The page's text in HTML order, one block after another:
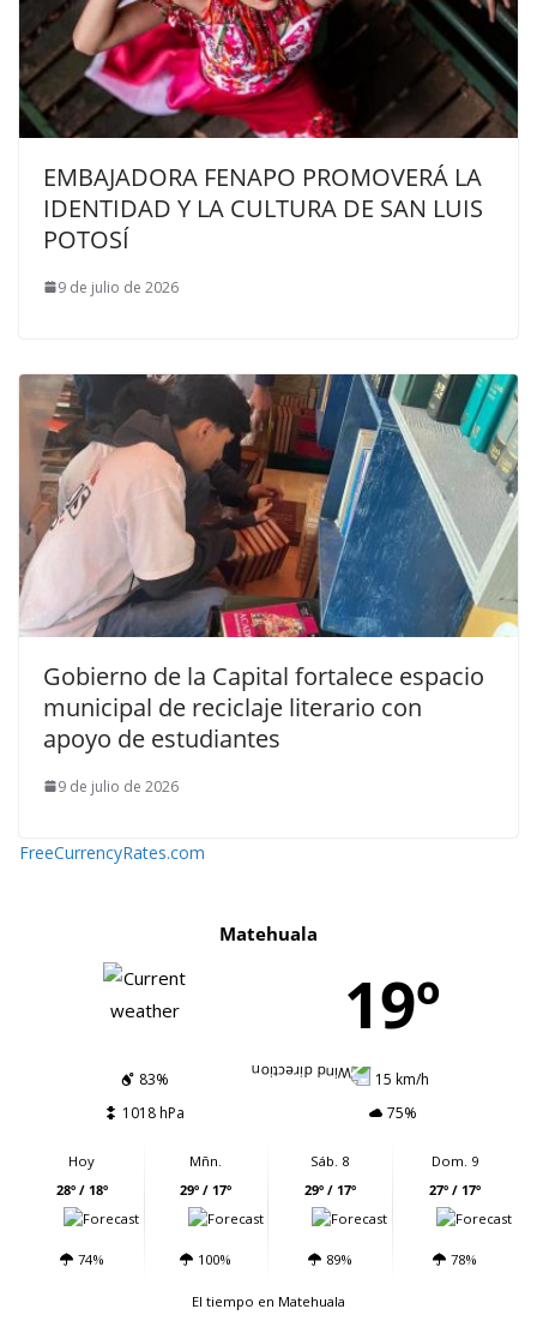
EMBAJADORA FENAPO PROMOVERÁ LA
IDENTIDAD Y LA CULTURA DE SAN LUIS
POTOSÍ
9 de julio de 2026
Gobierno de la Capital fortalece espacio
municipal de reciclaje literario con
apoyo de estudiantes
9 de julio de 2026
FreeCurrencyRates.com
Matehuala
19º
83%
15 km/h
1018 hPa
75%
Hoy
28º / 18º
74%
Mñn.
29º / 17º
100%
Sáb. 8
29º / 17º
89%
Dom. 9
27º / 17º
78%
El tiempo en Matehuala